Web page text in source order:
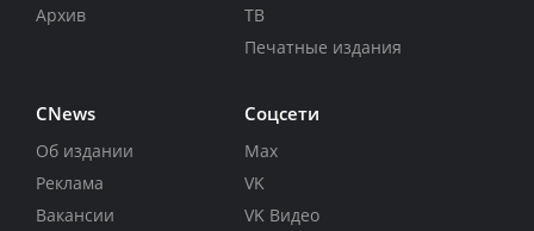
Архив
ТВ
Печатные издания
CNews
Об издании
Реклама
Вакансии
Соцсети
Max
VK
VK Видео